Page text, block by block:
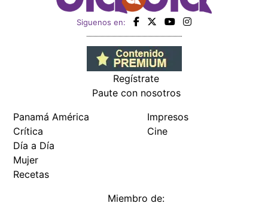
Siguenos en:
Regístrate
Paute con nosotros
Panamá América
Crítica
Día a Día
Mujer
Recetas
Impresos
Cine
Miembro de: